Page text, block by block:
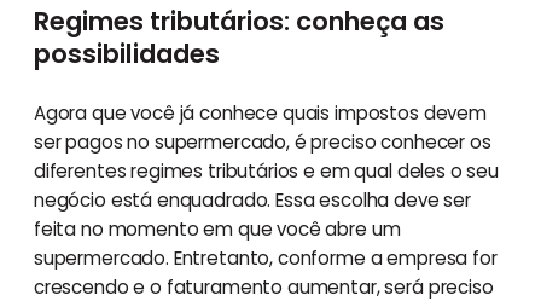
Regimes tributários: conheça as
possibilidades
Agora que você já conhece quais impostos devem
ser pagos no supermercado, é preciso conhecer os
diferentes regimes tributários e em qual deles o seu
negócio está enquadrado. Essa escolha deve ser
feita no momento em que você abre um
supermercado. Entretanto, conforme a empresa for
crescendo e o faturamento aumentar, será preciso